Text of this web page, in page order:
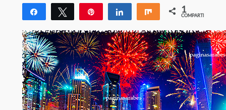
Compartir Twittear Compartir Compartir
1
COMPARTIR